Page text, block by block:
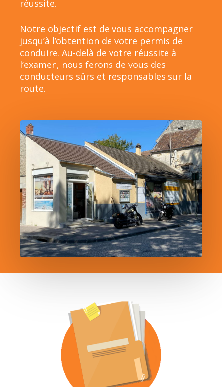
réussite.
Notre objectif est de vous accompagner
jusqu’à l’obtention de votre permis de
conduire. Au-delà de votre réussite à
l’examen, nous ferons de vous des
conducteurs sûrs et responsables sur la
route.